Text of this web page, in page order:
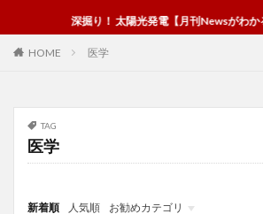
深掘り！ 太陽光発電【月刊Newsがわか
HOME 医学
TAG
医学
新着順 人気順
お勧めカテゴリ